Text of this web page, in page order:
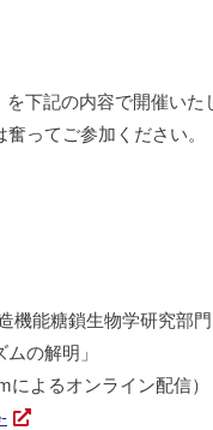
下記の内容で開催いた
ってご参加ください。
能糖鎖生物学研究部門
の解明」
よるオンライン配信）